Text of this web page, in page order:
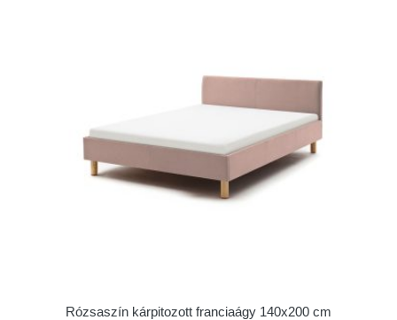
Rózsaszín kárpitozott franciaágy 140x200 cm